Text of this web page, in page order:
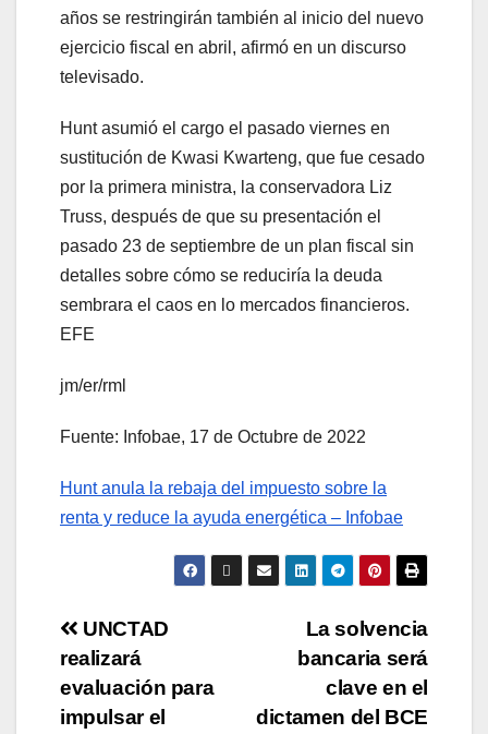
años se restringirán también al inicio del nuevo
ejercicio fiscal en abril, afirmó en un discurso
televisado.
Hunt asumió el cargo el pasado viernes en
sustitución de Kwasi Kwarteng, que fue cesado
por la primera ministra, la conservadora Liz
Truss, después de que su presentación el
pasado 23 de septiembre de un plan fiscal sin
detalles sobre cómo se reduciría la deuda
sembrara el caos en lo mercados financieros.
EFE
jm/er/rml
Fuente: Infobae, 17 de Octubre de 2022
Hunt anula la rebaja del impuesto sobre la
renta y reduce la ayuda energética – Infobae
La solvencia
bancaria será
clave en el
dictamen del BCE
UNCTAD
realizará
evaluación para
impulsar el